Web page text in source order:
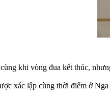
khi vòng đua kết thúc,
xác lập cùng thời điểm ở